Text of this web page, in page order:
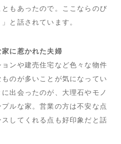
もあったので。ここならのび
と話されています。
に惹かれた夫婦
ンや建売住宅など色々な物件
のが多いことが気になってい
出会ったのが、大理石やモノ
ルな家。営業の方は不安な点
してくれる点も好印象だと話